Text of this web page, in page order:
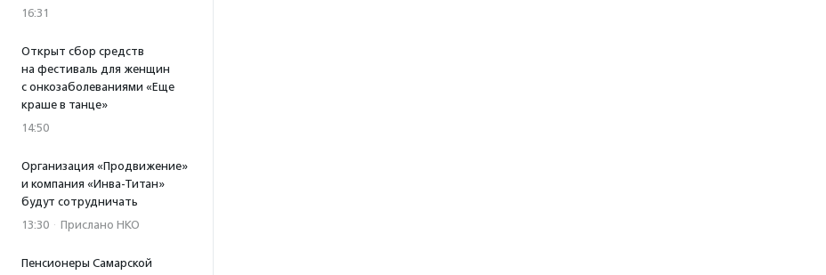
16:31
Открыт сбор средств
на фестиваль для женщин
с онкозаболеваниями «Еще
краше в танце»
14:50
Организация «Продвижение»
и компания «Инва-Титан»
будут сотрудничать
13:30 · Прислано НКО
Пенсионеры Самарской